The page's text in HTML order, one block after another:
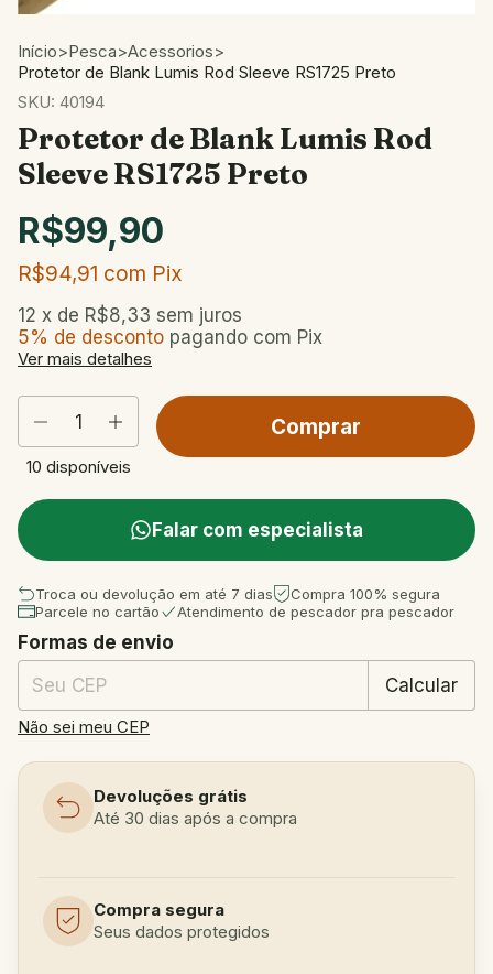
Início>Pesca>Acessorios>
Protetor de Blank Lumis Rod Sleeve RS1725 Preto
SKU: 40194
Protetor de Blank Lumis Rod
Sleeve RS1725 Preto
R$99,90
R$94,91 com Pix
12 x de R$8,33 sem juros
5% de desconto pagando com Pix
Ver mais detalhes
10 disponíveis
Falar com especialista
Troca ou devolução em até 7 dias
Compra 100% segura
Parcele no cartão
Atendimento de pescador pra pescador
Entregas para o CEP:
Formas de envio
Calcular
Não sei meu CEP
Devoluções grátis
Até 30 dias após a compra
Compra segura
Seus dados protegidos